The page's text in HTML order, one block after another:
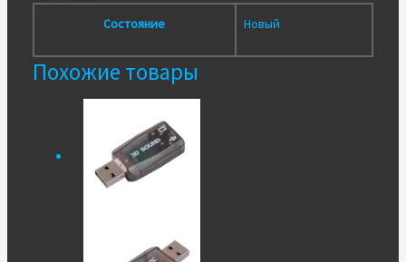
Состояние
Новый
Похожие товары